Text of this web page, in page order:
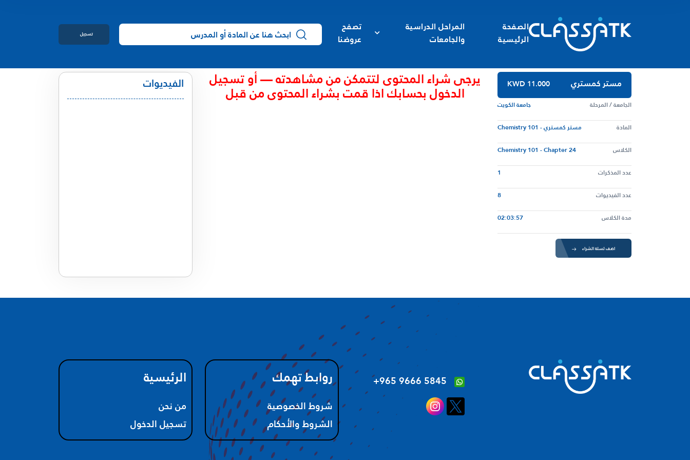
الصفحة
الرئيسية
المراحل الدراسية
والجامعات
تصفح
عروضنا
تسجيل
الدخول
مستر كمستري KWD 11.000
الجامعة / المرحلة
جامعة الكويت
المادة
مستر كمستري - Chemistry 101
الكلاس
Chemistry 101 - Chapter 24
عدد المذكرات
1
عدد الفيديوات
8
مدة الكلاس
02:03:57
اضف لسلة الشراء
يرجى شراء المحتوى لتتمكن من مشاهدته — أو تسجيل
الدخول بحسابك اذا قمت بشراء المحتوى من قبل الفيديوات
‪+965 9666 5845‬ روابط تهمك
شروط الخصوصية
الشروط والأحكام
الرئيسية
من نحن
تسجيل الدخول